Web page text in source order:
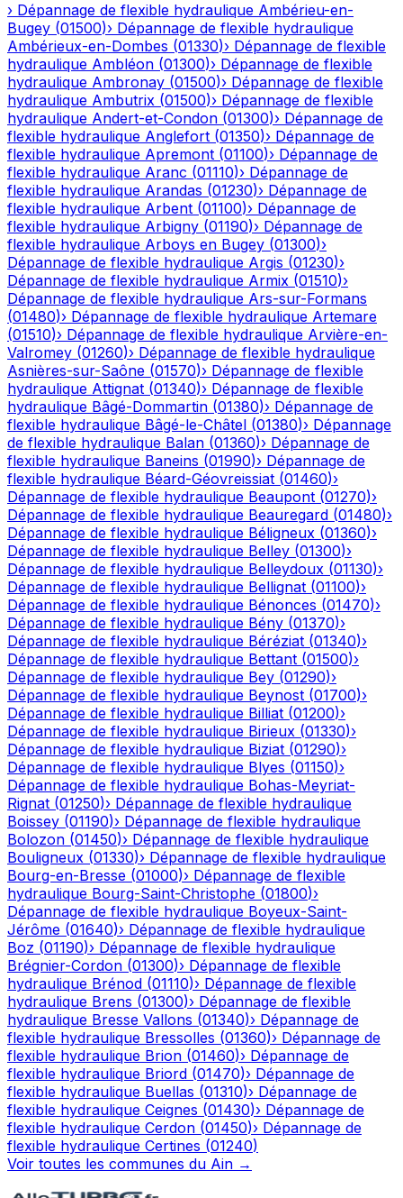
› Dépannage de flexible hydraulique Ambérieu-en-
Bugey (01500)› Dépannage de flexible hydraulique
Ambérieux-en-Dombes (01330)› Dépannage de flexible
hydraulique Ambléon (01300)› Dépannage de flexible
hydraulique Ambronay (01500)› Dépannage de flexible
hydraulique Ambutrix (01500)› Dépannage de flexible
hydraulique Andert-et-Condon (01300)› Dépannage de
flexible hydraulique Anglefort (01350)› Dépannage de
flexible hydraulique Apremont (01100)› Dépannage de
flexible hydraulique Aranc (01110)› Dépannage de
flexible hydraulique Arandas (01230)› Dépannage de
flexible hydraulique Arbent (01100)› Dépannage de
flexible hydraulique Arbigny (01190)› Dépannage de
flexible hydraulique Arboys en Bugey (01300)›
Dépannage de flexible hydraulique Argis (01230)›
Dépannage de flexible hydraulique Armix (01510)›
Dépannage de flexible hydraulique Ars-sur-Formans
(01480)› Dépannage de flexible hydraulique Artemare
(01510)› Dépannage de flexible hydraulique Arvière-en-
Valromey (01260)› Dépannage de flexible hydraulique
Asnières-sur-Saône (01570)› Dépannage de flexible
hydraulique Attignat (01340)› Dépannage de flexible
hydraulique Bâgé-Dommartin (01380)› Dépannage de
flexible hydraulique Bâgé-le-Châtel (01380)› Dépannage
de flexible hydraulique Balan (01360)› Dépannage de
flexible hydraulique Baneins (01990)› Dépannage de
flexible hydraulique Béard-Géovreissiat (01460)›
Dépannage de flexible hydraulique Beaupont (01270)›
Dépannage de flexible hydraulique Beauregard (01480)›
Dépannage de flexible hydraulique Béligneux (01360)›
Dépannage de flexible hydraulique Belley (01300)›
Dépannage de flexible hydraulique Belleydoux (01130)›
Dépannage de flexible hydraulique Bellignat (01100)›
Dépannage de flexible hydraulique Bénonces (01470)›
Dépannage de flexible hydraulique Bény (01370)›
Dépannage de flexible hydraulique Béréziat (01340)›
Dépannage de flexible hydraulique Bettant (01500)›
Dépannage de flexible hydraulique Bey (01290)›
Dépannage de flexible hydraulique Beynost (01700)›
Dépannage de flexible hydraulique Billiat (01200)›
Dépannage de flexible hydraulique Birieux (01330)›
Dépannage de flexible hydraulique Biziat (01290)›
Dépannage de flexible hydraulique Blyes (01150)›
Dépannage de flexible hydraulique Bohas-Meyriat-
Rignat (01250)› Dépannage de flexible hydraulique
Boissey (01190)› Dépannage de flexible hydraulique
Bolozon (01450)› Dépannage de flexible hydraulique
Bouligneux (01330)› Dépannage de flexible hydraulique
Bourg-en-Bresse (01000)› Dépannage de flexible
hydraulique Bourg-Saint-Christophe (01800)›
Dépannage de flexible hydraulique Boyeux-Saint-
Jérôme (01640)› Dépannage de flexible hydraulique
Boz (01190)› Dépannage de flexible hydraulique
Brégnier-Cordon (01300)› Dépannage de flexible
hydraulique Brénod (01110)› Dépannage de flexible
hydraulique Brens (01300)› Dépannage de flexible
hydraulique Bresse Vallons (01340)› Dépannage de
flexible hydraulique Bressolles (01360)› Dépannage de
flexible hydraulique Brion (01460)› Dépannage de
flexible hydraulique Briord (01470)› Dépannage de
flexible hydraulique Buellas (01310)› Dépannage de
flexible hydraulique Ceignes (01430)› Dépannage de
flexible hydraulique Cerdon (01450)› Dépannage de
flexible hydraulique Certines (01240)
Voir toutes les communes du Ain →